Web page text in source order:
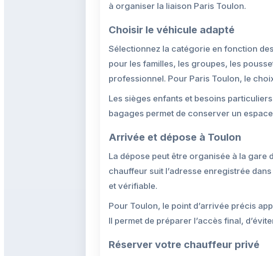
à organiser la liaison Paris Toulon.
Choisir le véhicule adapté
Sélectionnez la catégorie en fonction
pour les familles, les groupes, les
professionnel. Pour Paris Toulon, le
Les sièges enfants et besoins
bagages permet de conserver un
Arrivée et dépose à Toulon
La dépose peut être organisée à la gare
chauffeur suit l’adresse enregistrée
et vérifiable.
Pour Toulon, le point d’arrivée précis
Il permet de préparer l’accès final,
Réserver votre chauffeur privé